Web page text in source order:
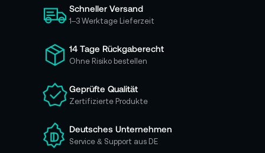
c
h
ü
r
u
e
e
n
N
Schneller Versand
1–3 Werktage Lieferzeit
14 Tage Rückgaberecht
Ohne Risiko bestellen
Geprüfte Qualität
Zertifizierte Produkte
Deutsches Unternehmen
Service & Support aus DE